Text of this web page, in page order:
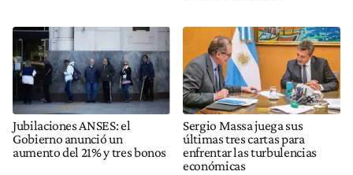
Jubilaciones ANSES: el
Gobierno anunció un
aumento del 21% y tres bonos
Sergio Massa juega sus
últimas tres cartas para
enfrentar las turbulencias
económicas